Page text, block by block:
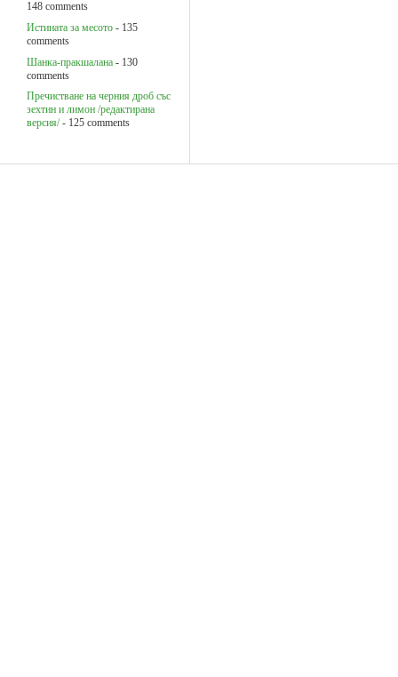
148 comments
Истината за месото - 135
comments
Шанка-пракшалана - 130
comments
Пречистване на черния дроб със
зехтин и лимон /редактирана
версия/ - 125 comments